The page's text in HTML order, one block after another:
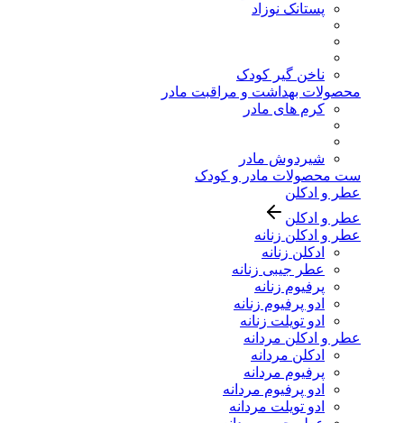
پستانک نوزاد
ناخن گیر کودک
محصولات بهداشت و مراقبت مادر
کرم های مادر
شیردوش مادر
ست محصولات مادر و کودک
عطر و ادکلن
عطر و ادکلن
عطر و ادکلن زنانه
ادکلن زنانه
عطر جیبی زنانه
پرفیوم زنانه
ادو پرفیوم زنانه
ادو تویلت زنانه
عطر و ادکلن مردانه
ادکلن مردانه
پرفیوم مردانه
ادو پرفیوم مردانه
ادو تویلت مردانه